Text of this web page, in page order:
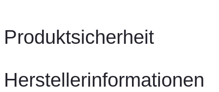
Produktsicherheit
Herstellerinformationen